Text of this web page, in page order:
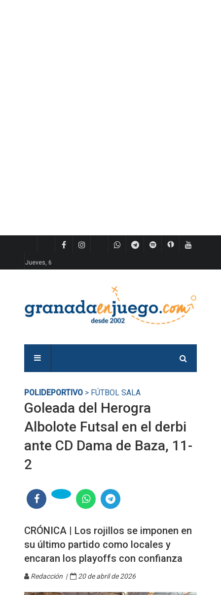
Jueves, 6
POLIDEPORTIVO > FÚTBOL SALA
Goleada del Herogra
Albolote Futsal en el derbi
ante CD Dama de Baza, 11-
2
CRÓNICA | Los rojillos se imponen en
su último partido como locales y
encaran los playoffs con confianza
Redacción | 20 de abril de 2026